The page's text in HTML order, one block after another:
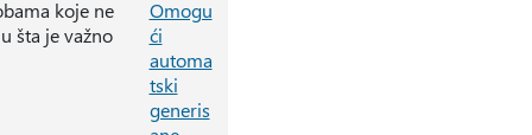
koje ne
šta je važno
Omogu
ći
automa
tski
generis